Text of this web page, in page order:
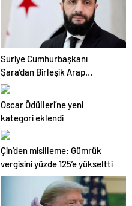
Suriye Cumhurbaşkanı
Şara’dan Birleşik Arap
Emirlikleri’ne ziyaret
Oscar Ödülleri’ne yeni
kategori eklendi
Çin’den misilleme: Gümrük
vergisini yüzde 125’e yükseltti